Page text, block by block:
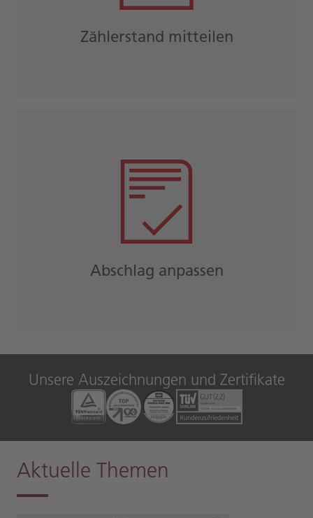
Zählerstand mitteilen
Abschlag anpassen
Unsere Auszeichnungen und Zertifikate
Aktuelle Themen